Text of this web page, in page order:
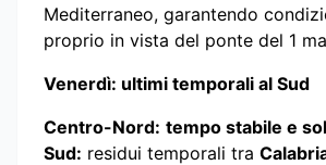
Mediterraneo, garantendo
proprio in vista del ponte del 1
Venerdì: ultimi temporali al Sud
Centro-Nord: tempo stabile e
Sud: residui temporali tra